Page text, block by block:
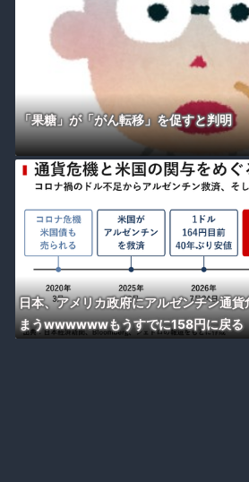
「果糖」が「がん転移」を促すと判明
日本、アメリカ政府にアルゼンチン通
まうwwwwwwもうすでに158円に戻る